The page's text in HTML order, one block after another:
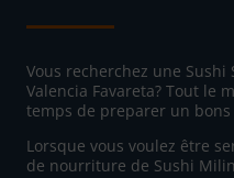
Vous recherchez une
Valencia Favareta? Tout le
temps de preparer un bons
Lorsque vous voulez être
de nourriture de Sushi